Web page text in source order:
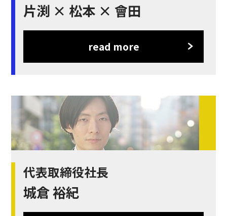
片渕 × 松本 × 會田
read more
代表取締役社長
城倉 裕紀